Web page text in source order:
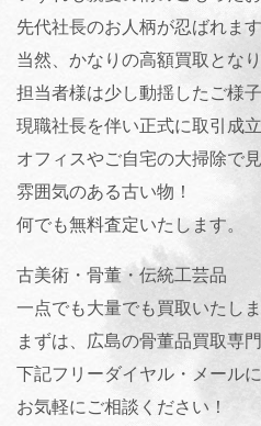
先代社長のお人柄が忍ばれます
当然、かなりの高額買取となり
担当者様は少し動揺したご様子
現職社長を伴い正式に取引成立
オフィスやご自宅の大掃除で見
雰囲気のある古い物！
何でも無料査定いたします。
古美術・骨董・伝統工芸品
一点でも大量でも買取いたし
まずは、広島の骨董品買取専
下記フリーダイヤル・メール
お気軽にご相談ください！